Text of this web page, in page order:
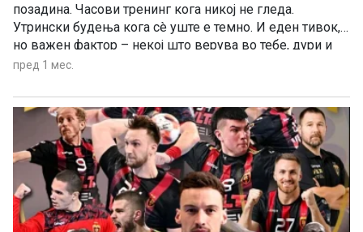
позадина. Часови тренинг кога никој не гледа.
Утрински будења кога сè уште е темно. И еден тивок,
но важен фактор – некој што верува во тебе, дури и
кога патот изгледа предолг
пред 1 мес.